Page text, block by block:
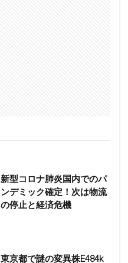
新型コロナ肺炎国内でのパ
ンデミック確定！次は物流
の停止と経済危機
東京都で謎の変異株E484k